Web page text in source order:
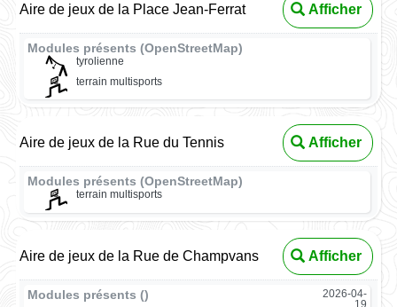
Aire de jeux de la Place Jean-Ferrat Afficher
Modules présents (OpenStreetMap)
tyrolienne
terrain multisports
Aire de jeux de la Rue du Tennis Afficher
Modules présents (OpenStreetMap)
terrain multisports
Aire de jeux de la Rue de Champvans Afficher
Modules présents ()
2026-04-
19